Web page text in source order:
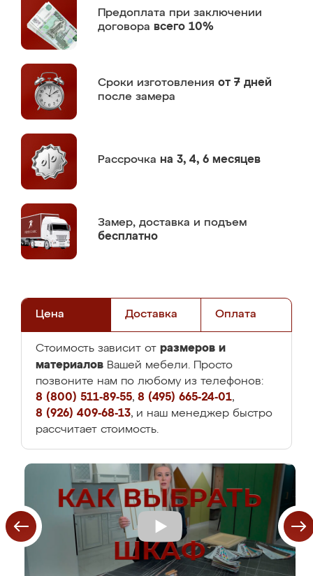
Предоплата при заключении
договора всего 10%
Сроки изготовления от 7 дней
после замера
Рассрочка на 3, 4, 6 месяцев
Замер, доставка и подъем
бесплатно
Цена Доставка Оплата
Стоимость зависит от размеров и
материалов Вашей мебели. Просто
позвоните нам по любому из телефонов:
8 (800) 511-89-55, 8 (495) 665-24-01,
8 (926) 409-68-13, и наш менеджер быстро
рассчитает стоимость.